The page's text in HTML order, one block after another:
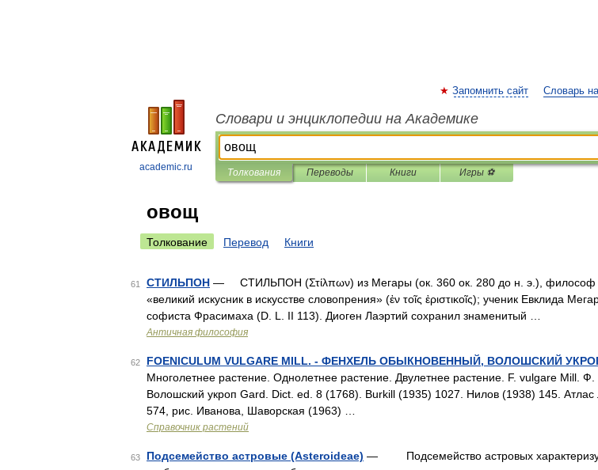
academic.ru
Запомнить сайт Словарь
Словари и энциклопедии на Академике
Толкования Переводы Книги Игры ⚽
овощ
Толкование Перевод Книги
61 СТИЛЬПОН — СТИЛЬПОН (Στίλπων) из Мегары (ок. 360 ок. 280 до н. э.), философ
«великий искусник в искусстве словопрения» (ἐν τοῖς ἐριστικοῖς); ученик Евклида
софиста Фрасимаха (D. L. II 113). Диоген Лаэртий сохранил знаменитый …
Античная философия
62 FOENICULUM VULGARE MILL. - ФЕНХЕЛЬ ОБЫКНОВЕННЫЙ, ВОЛОШСКИЙ
Многолетнее растение. Однолетнее растение. Двулетнее растение. F. vulgare Mill. Ф.
Волошский укроп Gard. Dict. ed. 8 (1768). Burkill (1935) 1027. Нилов (1938) 145. Атлас
574, рис. Иванова, Шаворская (1963) …
Справочник растений
63 Подсемейство астровые (Asteroideae) — Подсемейство астровых